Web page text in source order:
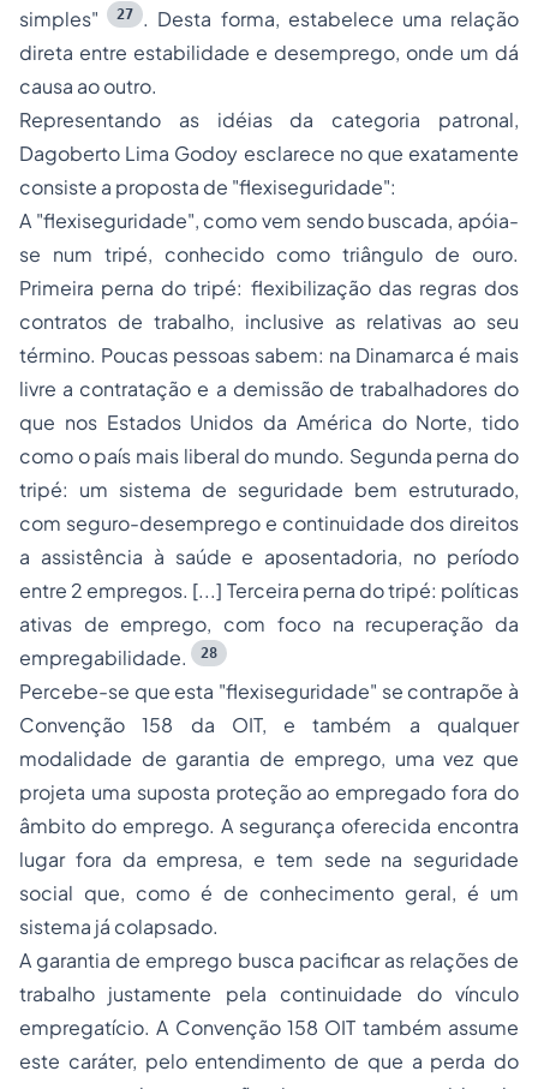
simples"
27
. Desta forma, estabelece uma relação
direta entre estabilidade e desemprego, onde um dá
causa ao outro.
Representando as idéias da categoria patronal,
Dagoberto Lima Godoy esclarece no que exatamente
consiste a proposta de "flexiseguridade":
A "flexiseguridade", como vem sendo buscada, apóia-
se num tripé, conhecido como triângulo de ouro.
Primeira perna do tripé: flexibilização das regras dos
contratos de trabalho, inclusive as relativas ao seu
término. Poucas pessoas sabem: na Dinamarca é mais
livre a contratação e a demissão de trabalhadores do
que nos Estados Unidos da América do Norte, tido
como o país mais liberal do mundo. Segunda perna do
tripé: um sistema de seguridade bem estruturado,
com seguro-desemprego e continuidade dos direitos
a assistência à saúde e aposentadoria, no período
entre 2 empregos. [...] Terceira perna do tripé: políticas
ativas de emprego, com foco na recuperação da
empregabilidade.
28
Percebe-se que esta "flexiseguridade" se contrapõe à
Convenção 158 da OIT, e também a qualquer
modalidade de garantia de emprego, uma vez que
projeta uma suposta proteção ao empregado fora do
âmbito do emprego. A segurança oferecida encontra
lugar fora da empresa, e tem sede na seguridade
social que, como é de conhecimento geral, é um
sistema já colapsado.
A garantia de emprego busca pacificar as relações de
trabalho justamente pela continuidade do vínculo
empregatício. A Convenção 158 OIT também assume
este caráter, pelo entendimento de que a perda do